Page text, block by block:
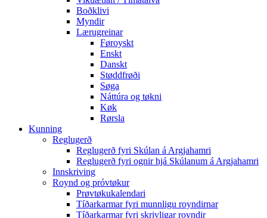
Boðklivi
Myndir
Lærugreinar
Føroyskt
Enskt
Danskt
Støddfrøði
Søga
Náttúra og tøkni
Køk
Rørsla
Kunning
Reglugerð
Reglugerð fyri Skúlan á Argjahamri
Reglugerð fyri ognir hjá Skúlanum á Argjahamri
Innskriving
Roynd og próvtøkur
Prøvtøkukalendari
Tíðarkarmar fyri munnligu royndirnar
Tíðarkarmar fyri skrivligar royndir